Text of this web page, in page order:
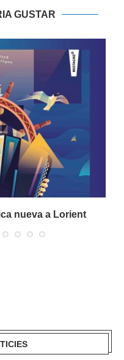
GUSTAR
nueva a Lorient